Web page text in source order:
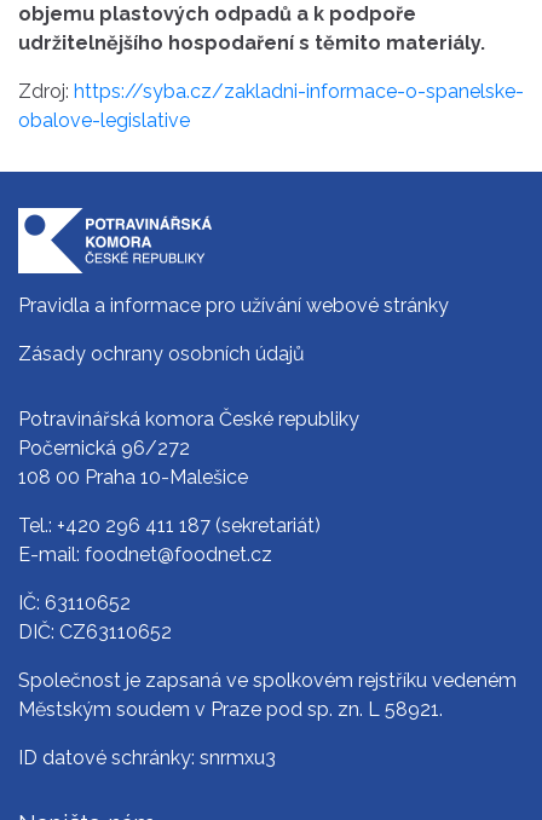
objemu plastových odpadů a k podpoře
udržitelnějšího hospodaření s těmito materiály.
Zdroj: https://syba.cz/zakladni-informace-o-spanelske-
obalove-legislative
Pravidla a informace pro užívání webové stránky
Zásady ochrany osobních údajů
Potravinářská komora České republiky
Počernická 96/272
108 00 Praha 10-Malešice
Tel.: +420 296 411 187 (sekretariát)
E-mail: foodnet@foodnet.cz
IČ: 63110652
DIČ: CZ63110652
Společnost je zapsaná ve spolkovém rejstříku vedeném
Městským soudem v Praze pod sp. zn. L 58921.
ID datové schránky: snrmxu3